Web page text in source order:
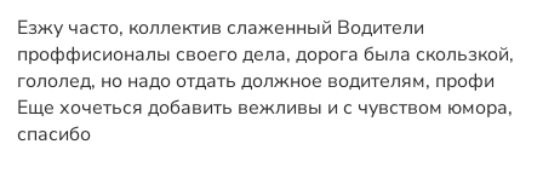
Езжу часто, коллектив слаженный Водители
проффисионалы своего дела, дорога была скользкой,
гололед, но надо отдать должное водителям, профи
Еще хочеться добавить вежливы и с чувством юмора,
спасибо